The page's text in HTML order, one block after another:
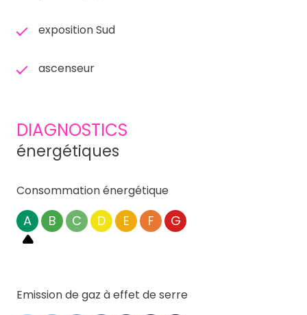
exposition Sud
ascenseur
DIAGNOSTICS
énergétiques
Consommation énergétique
A B C D E F G
Emission de gaz à effet de serre